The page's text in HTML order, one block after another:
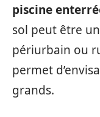
piscine
sol peut être
périurbain ou
permet
grands.